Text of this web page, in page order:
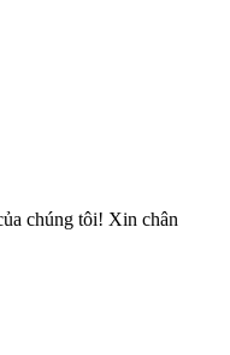
chúng tôi! Xin chân